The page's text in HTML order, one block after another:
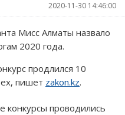
2020-11-30 14:46:00
Мисс Алматы назвало
2020 года.
продлился 10
пишет zakon.kz.
конкурсы проводились